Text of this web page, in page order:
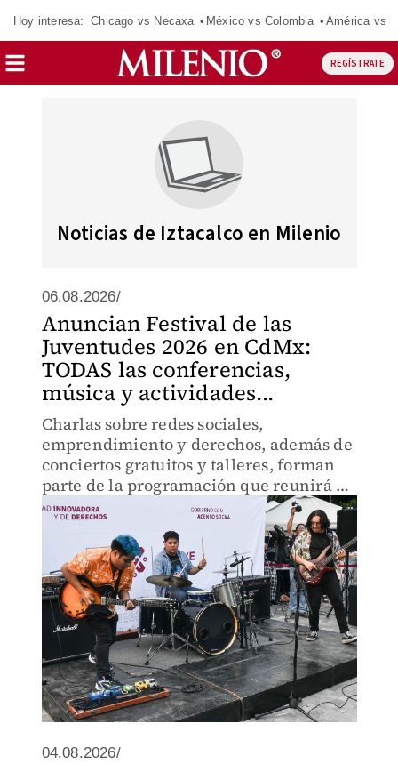
Hoy interesa: Chicago vs Necaxa México vs Colombia América vs
REGÍSTRATE
Noticias de Iztacalco en Milenio
06.08.2026/
Anuncian Festival de las
Juventudes 2026 en CdMx:
TODAS las conferencias,
música y actividades...
Charlas sobre redes sociales,
emprendimiento y derechos, además de
conciertos gratuitos y talleres, forman
parte de la programación que reunirá a
jóvenes en la UTOPÍA Mixiuhca durante
cuatro días.
04.08.2026/